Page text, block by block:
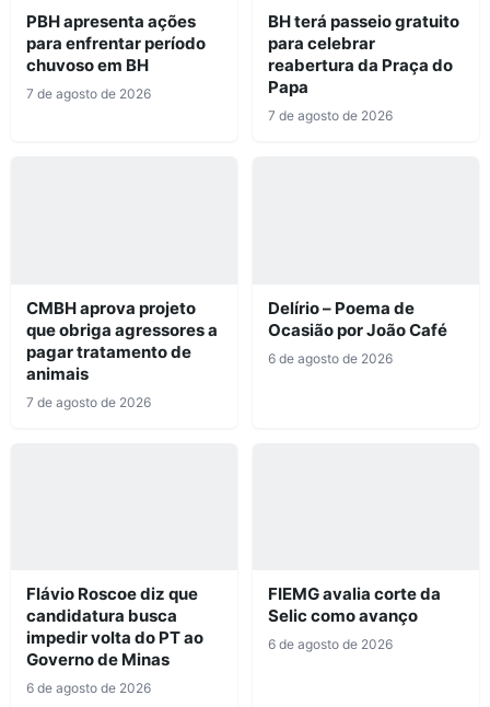
PBH apresenta ações
para enfrentar período
chuvoso em BH
7 de agosto de 2026
BH terá passeio gratuito
para celebrar
reabertura da Praça do
Papa
7 de agosto de 2026
CMBH aprova projeto
que obriga agressores a
pagar tratamento de
animais
7 de agosto de 2026
Delírio – Poema de
Ocasião por João Café
6 de agosto de 2026
Flávio Roscoe diz que
candidatura busca
impedir volta do PT ao
Governo de Minas
6 de agosto de 2026
FIEMG avalia corte da
Selic como avanço
6 de agosto de 2026